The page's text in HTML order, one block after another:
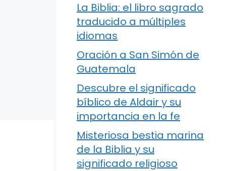
La Biblia: el libro sagrado
traducido a múltiples
idiomas
Oración a San Simón de
Guatemala
Descubre el significado
bíblico de Aldair y su
importancia en la fe
Misteriosa bestia marina
de la Biblia y su
significado religioso